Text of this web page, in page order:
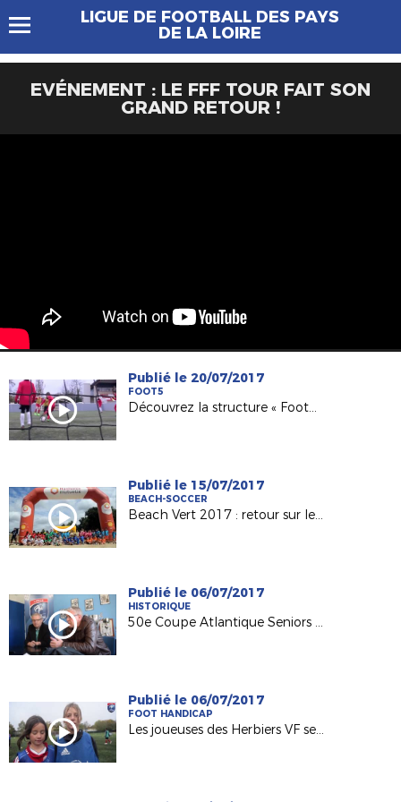
LIGUE DE FOOTBALL DES PAYS
DE LA LOIRE
EVÉNEMENT : LE FFF TOUR FAIT SON
GRAND RETOUR !
Publié le 20/07/2017
FOOT5
Découvrez la structure « Foot5 Mobile FFF » !
Publié le 15/07/2017
BEACH-SOCCER
Beach Vert 2017 : retour sur les 4 étapes de la 1ère semaine !
Publié le 06/07/2017
HISTORIQUE
50e Coupe Atlantique Seniors : Retour sur la victoire de l'ASPTT Nantes en 1982
Publié le 06/07/2017
FOOT HANDICAP
Les joueuses des Herbiers VF sensibilisées au football adapté